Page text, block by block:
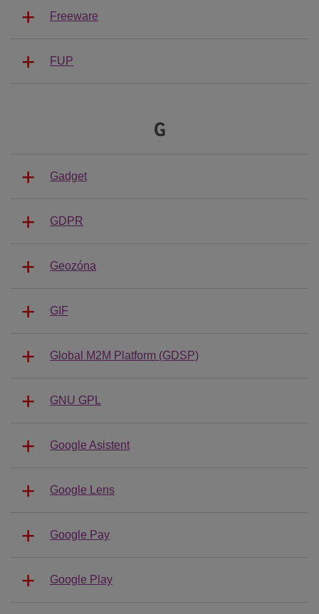
Freeware
FUP
G
Gadget
GDPR
Geozóna
GIF
Global M2M Platform (GDSP)
GNU GPL
Google Asistent
Google Lens
Google Pay
Google Play